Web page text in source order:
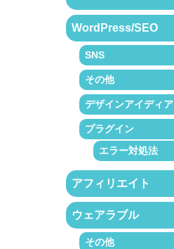
WordPress/SEO
SNS
その他
デザインアイディア
プラグイン
エラー対処法
アフィリエイト
ウェアラブル
その他